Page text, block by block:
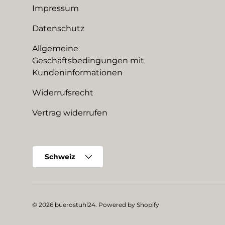
Impressum
Datenschutz
Allgemeine
Geschäftsbedingungen mit
Kundeninformationen
Widerrufsrecht
Vertrag widerrufen
Schweiz
© 2026 buerostuhl24. Powered by Shopify